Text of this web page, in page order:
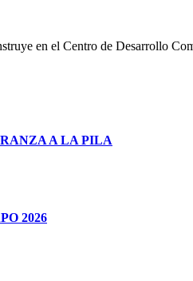
en el Centro de Desarrollo
A LA PILA
2026